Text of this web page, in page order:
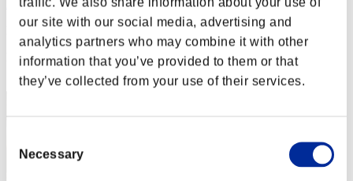
our site with our social media, advertising and
analytics partners who may combine it with other
information that you’ve provided to them or that
they’ve collected from your use of their services.
Selection
Necessary
Rudis Deceiver with Pause
Puntos:Lv:1/01'47"86
Posición